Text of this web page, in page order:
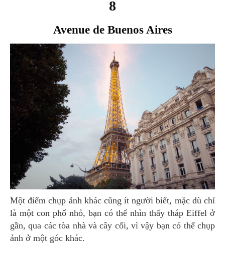
8
Avenue de Buenos Aires
Một điểm chụp ảnh khác cũng ít người biết, mặc dù chỉ
là một con phố nhỏ, bạn có thể nhìn thấy tháp Eiffel ở
gần, qua các tòa nhà và cây cối, vì vậy bạn có thể chụp
ảnh ở một góc khác.